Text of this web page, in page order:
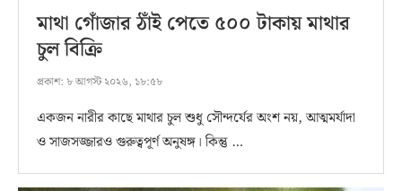
মাথা গোঁজার ঠাঁই পেতে ৫০০ টাকায় মাথার
চুল বিক্রি
প্রকাশ: ৮ আগস্ট ২০২৬, ১৮:৫৮
একজন নারীর কাছে মাথার চুল শুধু সৌন্দর্যের অংশ নয়, আত্মমর্যাদা
ও সাজসজ্জারও গুরুত্বপূর্ণ অনুষঙ্গ। কিন্তু …